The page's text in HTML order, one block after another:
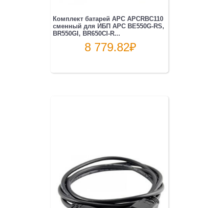
Комплект батарей APC APCRBC110
сменный для ИБП АРС BE550G-RS,
BR550GI, BR650CI-R...
8 779.82₽